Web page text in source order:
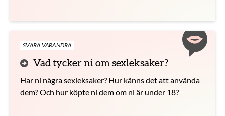
SVARA VARANDRA
Vad tycker ni om sexleksaker?
Har ni några sexleksaker? Hur känns det att använda
dem? Och hur köpte ni dem om ni är under 18?